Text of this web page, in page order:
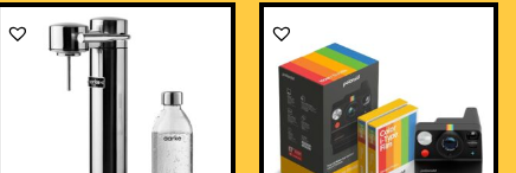
Le
169,99 €.
Le